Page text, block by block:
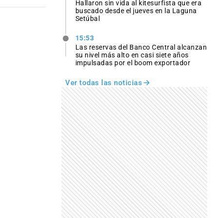
Hallaron sin vida al kitesurfista que era
buscado desde el jueves en la Laguna
Setúbal
15:53
Las reservas del Banco Central alcanzan
su nivel más alto en casi siete años
impulsadas por el boom exportador
Ver todas las noticias